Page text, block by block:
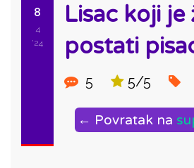
8
4
'24
Lisac koji je
postati
5 5/5
← Povratak na